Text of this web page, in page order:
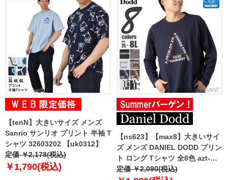
【tenN】大きいサイズ メンズ
Sanrio サンリオ プリント 半袖 T
シャツ 32603202 【uk0312】
定価 ￥2,178(税込)
￥1,790(税込)
【ns623】【max8】大きいサイ
ズ メンズ DANIEL DODD プリン
ト ロング Tシャツ 全8色 azt-
2504pt1 【t2502】
定価 ￥2,090(税込)